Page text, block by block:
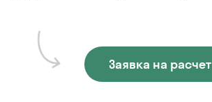
Заявка на расчет